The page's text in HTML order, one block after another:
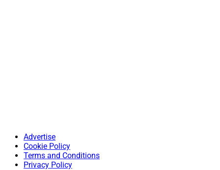
Advertise
Cookie Policy
Terms and Conditions
Privacy Policy